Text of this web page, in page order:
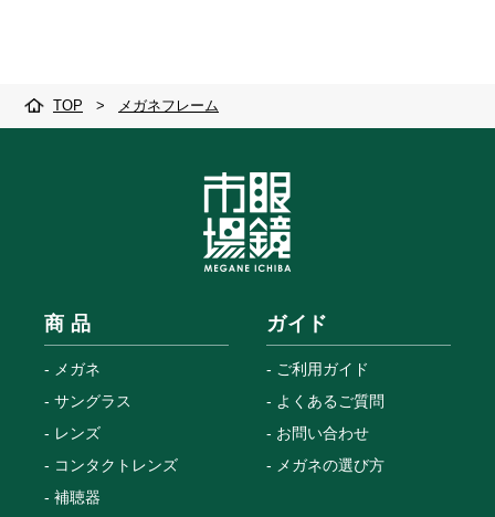
TOP > メガネフレーム
商 品
メガネ
サングラス
レンズ
コンタクトレンズ
補聴器
ガイド
ご利用ガイド
よくあるご質問
お問い合わせ
メガネの選び方